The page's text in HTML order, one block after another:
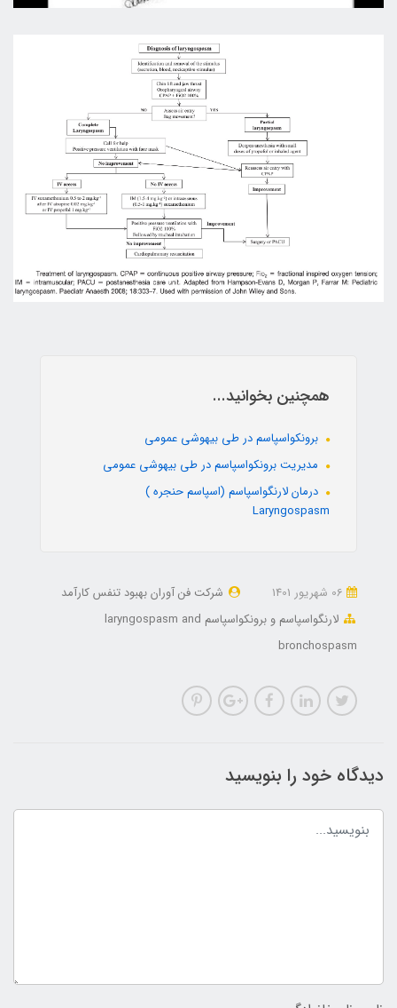
همچنین بخوانید...
برونکواسپاسم در طی بیهوشی عمومی
مدیریت برونکواسپاسم در طی بیهوشی عمومی
درمان لارنگواسپاسم (اسپاسم حنجره )
Laryngospasm
شرکت فن آوران بهبود تنفس کارآمد
لارنگواسپاسم و برونکواسپاسم laryngospasm and
bronchospasm
دیدگاه خود را بنویسید